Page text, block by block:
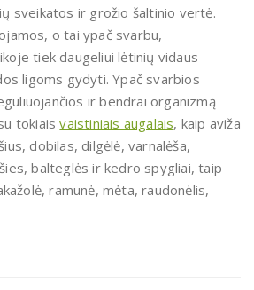
sveikatos ir grožio šaltinio vertė.
o tai ypač svarbu,
tiek daugeliui lėtinių vidaus
ligoms gydyti. Ypač svarbios
ir bendrai organizmą
tokiaisvaistiniais augalais, kaip aviža
dobilas, dilgėlė, varnalėša,
balteglės ir kedro spygliai, taip
ramunė, mėta, raudonėlis,